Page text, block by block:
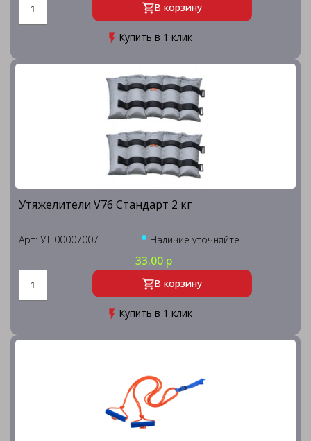
В корзину
Купить в 1 клик
Утяжелители V76 Стандарт 2 кг
Арт: УТ-00007007 Наличие уточняйте
33.00 р
В корзину
Купить в 1 клик